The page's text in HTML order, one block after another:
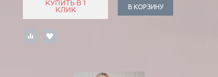
КУПИТЬ В 1
КЛИК
В КОРЗИНУ